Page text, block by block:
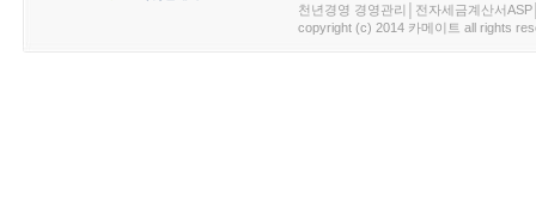
천년경영 경영관리│전자세금계산서
copyright (c) 2014 카메이트 all rights